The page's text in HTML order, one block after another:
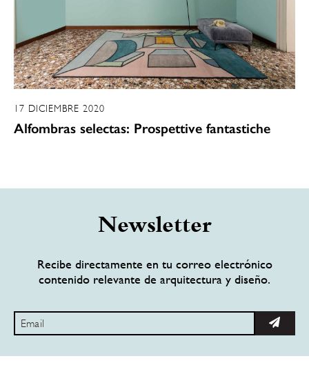
17 DICIEMBRE 2020
Alfombras selectas: Prospettive fantastiche
Newsletter
Recibe directamente en tu correo electrónico
contenido relevante de arquitectura y diseño.